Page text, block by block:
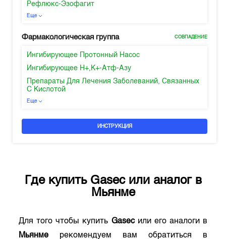
Рефлюкс-Эзофагит
Еще
Фармакологическая группа СОВПАДЕНИЕ
Ингибирующее Протонный Насос
Ингибирующее H+,K+-Атф-Азу
Препараты Для Лечения Заболеваний, Связанных
С Кислотой
Еще
ИНСТРУКЦИЯ
Где купить Gasecили аналог в
Мьянме
Для того чтобы купить Gasecили его аналоги в
Мьянме рекомендуем вам обратиться в